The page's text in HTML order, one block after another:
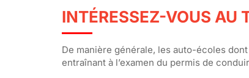
INTÉRESSEZ-VOUS AU
De manière générale, les auto-écoles
entraînant à l’examen du permis de